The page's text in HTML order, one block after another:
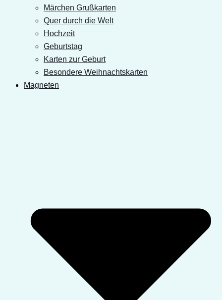
Märchen Grußkarten
Quer durch die Welt
Hochzeit
Geburtstag
Karten zur Geburt
Besondere Weihnachtskarten
Magneten